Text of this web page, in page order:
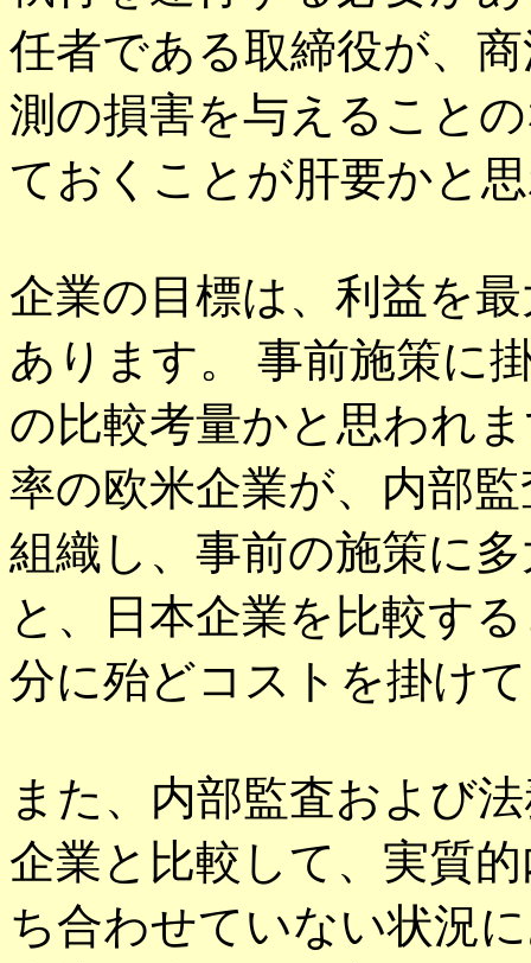
任者である取締役が、
測の損害を与えること
ておくことが肝要かと
企業の目標は、利益を
あります。 事前施策に
の比較考量かと思われ
率の欧米企業が、内部
組織し、事前の施策に
と、日本企業を比較す
分に殆どコストを掛け
また、内部監査および
企業と比較して、実質
ち合わせていない状況